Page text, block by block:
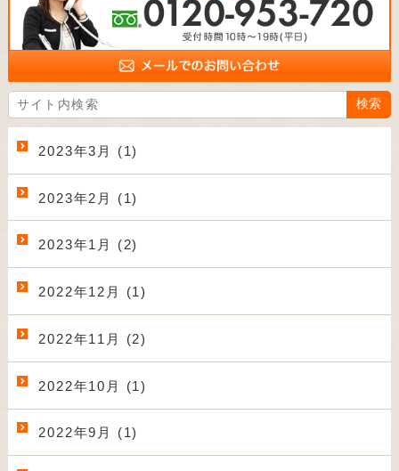
2023年3月 (1)
2023年2月 (1)
2023年1月 (2)
2022年12月 (1)
2022年11月 (2)
2022年10月 (1)
2022年9月 (1)